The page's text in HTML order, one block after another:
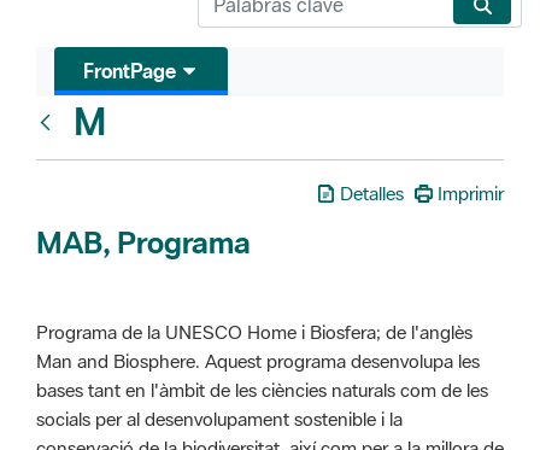
FrontPage
M
Detalles Imprimir
MAB, Programa
Programa de la UNESCO Home i Biosfera; de l'anglès
Man and Biosphere. Aquest programa desenvolupa les
bases tant en l'àmbit de les ciències naturals com de les
socials per al desenvolupament sostenible i la